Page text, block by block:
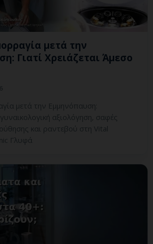
μετά την
Γιατί Χρειάζεται Άμεσο
μετά την Εμμηνόπαυση:
αξιολόγηση, σαφές
και ραντεβού στη Vital
Γλυφά